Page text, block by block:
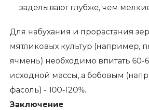
заделывают глубже, чем
Для набухания и прорастания
мятликовых культур (например,
ячмень) необходимо впитать 60-
исходной массы, а бобовым
фасоль) - 100-120%.
Заключение